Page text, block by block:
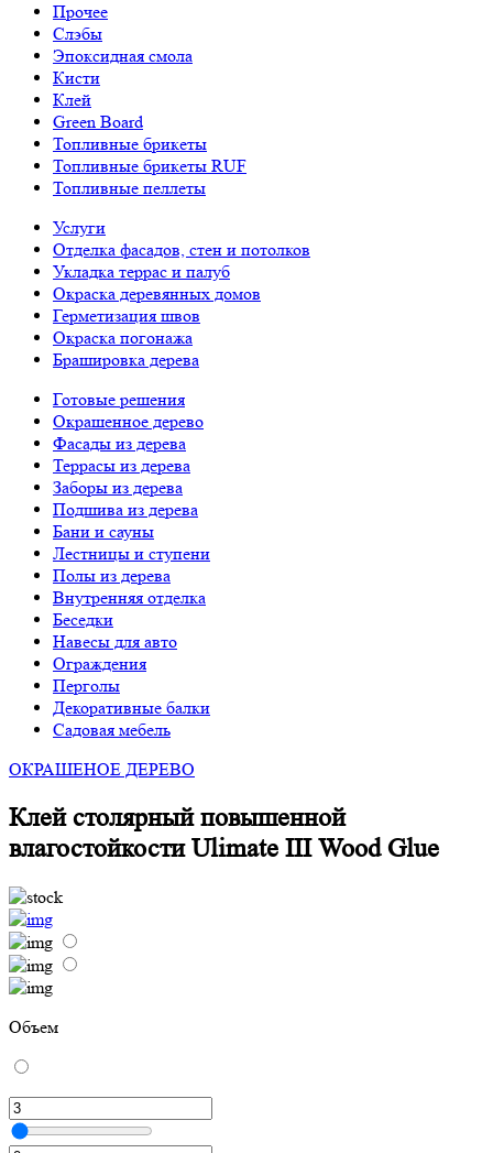
Прочее
Слэбы
Эпоксидная смола
Кисти
Клей
Green Board
Топливные брикеты
Топливные брикеты RUF
Топливные пеллеты
Услуги
Отделка фасадов, стен и потолков
Укладка террас и палуб
Окраска деревянных домов
Герметизация швов
Окраска погонажа
Брашировка дерева
Готовые решения
Окрашенное дерево
Фасады из дерева
Террасы из дерева
Заборы из дерева
Подшива из дерева
Бани и сауны
Лестницы и ступени
Полы из дерева
Внутренняя отделка
Беседки
Навесы для авто
Ограждения
Перголы
Декоративные балки
Садовая мебель
ОКРАШЕНОЕ ДЕРЕВО
Клей столярный повышенной
влагостойкости Ulimate III Wood Glue
Объем